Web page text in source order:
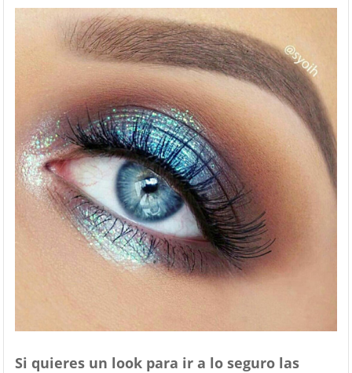
Si quieres un look para ir a lo seguro las